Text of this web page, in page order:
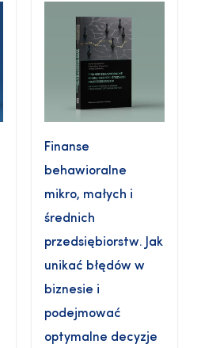
Finanse
behawioralne
mikro, małych i
średnich
przedsiębiorstw. Jak
unikać błędów w
biznesie i
podejmować
optymalne decyzje